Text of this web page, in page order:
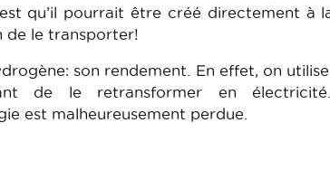
qu’il pourrait être créé directement à
de le transporter!
son rendement. En effet, on
de le retransformer en
est malheureusement perdue.